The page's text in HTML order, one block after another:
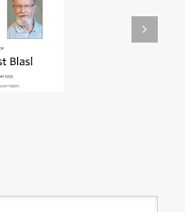
Den Fischen auf der Spur